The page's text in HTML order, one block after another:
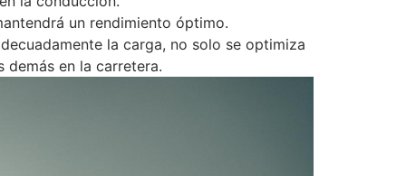
un rendimiento óptimo.
la carga, no solo se optimiza
en la carretera.